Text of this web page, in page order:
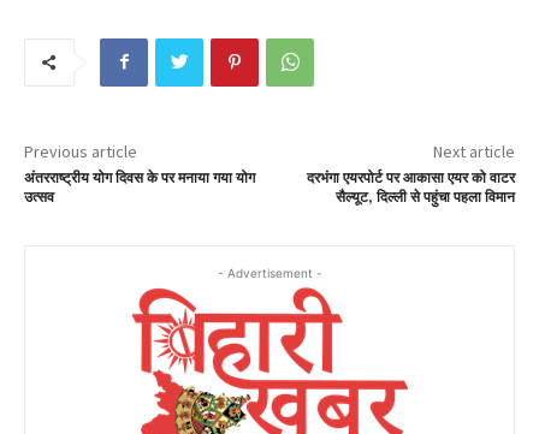
Previous article
अंतरराष्ट्रीय योग दिवस के पर मनाया गया योग
उत्सव
Next article
दरभंगा एयरपोर्ट पर आकासा एयर को वाटर
सैल्यूट, दिल्ली से पहुंचा पहला विमान
- Advertisement -